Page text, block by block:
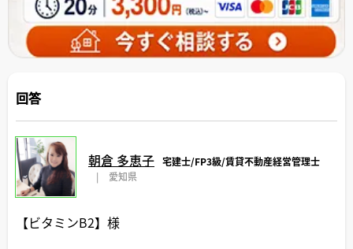
回答
朝倉 多恵子 宅建士/FP3級/賃貸不動産経営管理士
|
愛知県
【ビタミンB2】様